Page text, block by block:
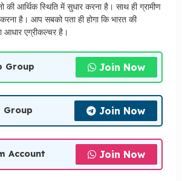
की आर्थिक स्थिति में सुधार करना है। साथ ही ग्रामीण
है। आप सबको पता ही होगा कि भारत की
आधार एग्रीकल्चर है।
Group Join Now
Group Join Now
Account Join Now